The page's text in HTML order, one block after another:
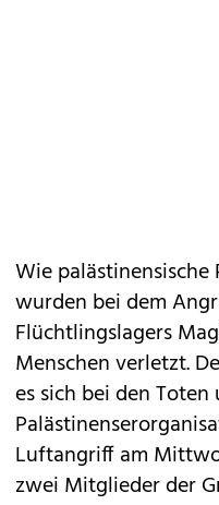
Wie
wurden bei dem
Flüchtlingslagers
Menschen verletzt.
es sich bei den
Luftangriff am
zwei Mitglieder der